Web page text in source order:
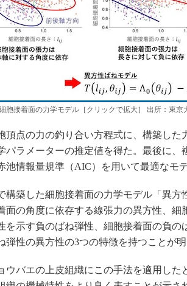
胞接着面の力学モデル［クリックで拡大］ 出所：東京
点の力の釣り合い方程式に、構築した
パラメーターの推定値を得た。最後に、
池情報量規準（AIC）を用いて最適なモ
築した細胞接着面の力学モデル「異方
面の角度に依存する線張力の異方性、細
を示す負のばね弾性、細胞接着面の負
弾性の異方性の3つの特徴を持つことが明
バエの上皮組織にこの手法を適用した